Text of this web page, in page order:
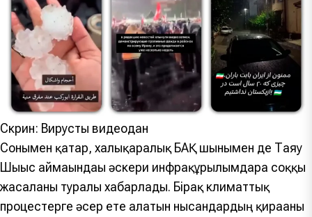
Скрин: Вирустық видеодан
Сонымен қатар, халықаралық БАҚ шынымен де Таяу
Шығыс аймағындағы әскери инфрақұрылымдарға соққы
жасалғаны туралы хабарлады. Бірақ климаттық
процестерге әсер ете алатын нысандардың қирағаны